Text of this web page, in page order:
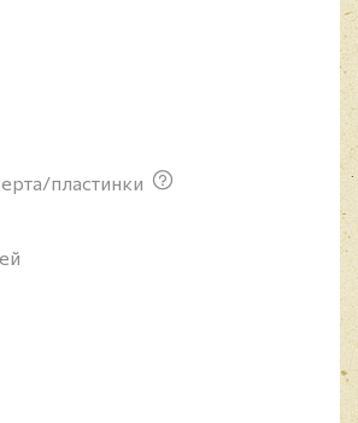
пластинки